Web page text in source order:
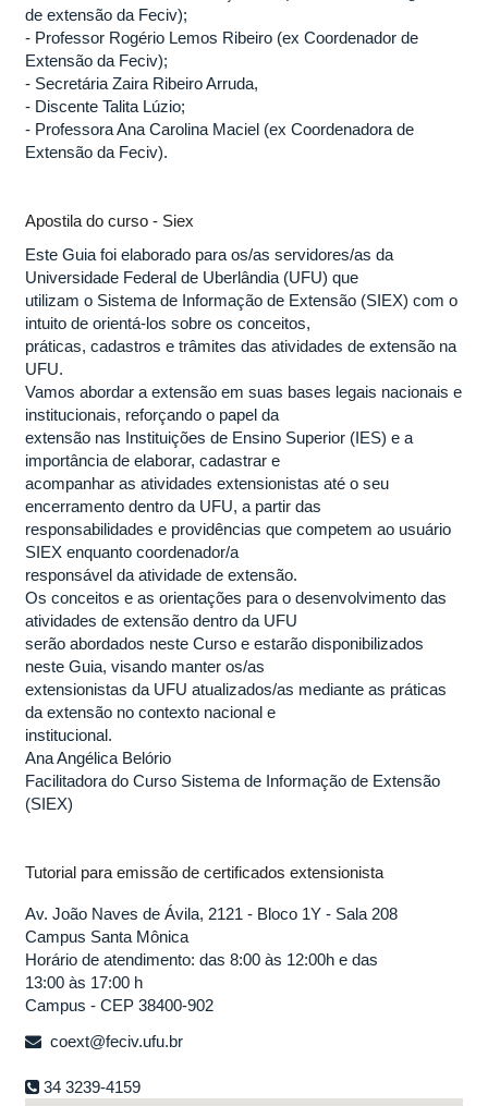
de extensão da Feciv);
- Professor Rogério Lemos Ribeiro (ex Coordenador de
Extensão da Feciv);
- Secretária Zaira Ribeiro Arruda,
- Discente Talita Lúzio;
- Professora Ana Carolina Maciel (ex Coordenadora de
Extensão da Feciv).
Apostila do curso - Siex
Este Guia foi elaborado para os/as servidores/as da
Universidade Federal de Uberlândia (UFU) que
utilizam o Sistema de Informação de Extensão (SIEX) com o
intuito de orientá-los sobre os conceitos,
práticas, cadastros e trâmites das atividades de extensão na
UFU.
Vamos abordar a extensão em suas bases legais nacionais e
institucionais, reforçando o papel da
extensão nas Instituições de Ensino Superior (IES) e a
importância de elaborar, cadastrar e
acompanhar as atividades extensionistas até o seu
encerramento dentro da UFU, a partir das
responsabilidades e providências que competem ao usuário
SIEX enquanto coordenador/a
responsável da atividade de extensão.
Os conceitos e as orientações para o desenvolvimento das
atividades de extensão dentro da UFU
serão abordados neste Curso e estarão disponibilizados
neste Guia, visando manter os/as
extensionistas da UFU atualizados/as mediante as práticas
da extensão no contexto nacional e
institucional.
Ana Angélica Belório
Facilitadora do Curso Sistema de Informação de Extensão
(SIEX)
Tutorial para emissão de certificados extensionista
Av. João Naves de Ávila, 2121 - Bloco 1Y - Sala 208
Campus Santa Mônica
Horário de atendimento: das 8:00 às 12:00h e das
13:00 às 17:00 h
Campus - CEP 38400-902
coext@feciv.ufu.br
34 3239-4159